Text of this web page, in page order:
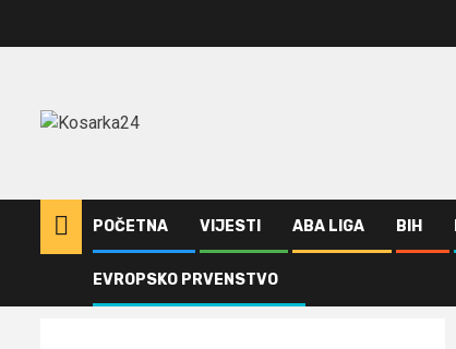
POČETNA VIJESTI ABA LIGA BIH
EVROPSKO PRVENSTVO
ABA Liga Isak Bonga napustio Partizan